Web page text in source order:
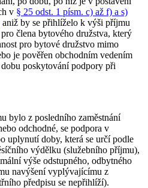
v § 25 odst. 1 písm. c) až f) a s)
aniž by se přihlíželo k výši příjmu
člena bytového družstva, který
pro bytové družstvo mimo
je pověřen obchodním vedením
poskytování podpory při
bylo z posledního zaměstnání
odchodné, se podpora v
uplynutí doby, která se určí podle
výdělku (služebního příjmu),
výše odstupného, odbytného
navýšení vyplývajícímu z
předpisu se nepřihlíží).